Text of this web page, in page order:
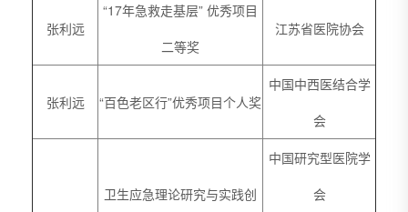
张利远
“17年急救走基层” 优秀项目
二等奖
江苏省医院协会
张利远 “百色老区行”优秀项目个人奖
中国中西医结合学
会
卫生应急理论研究与实践创
中国研究型医院学
会